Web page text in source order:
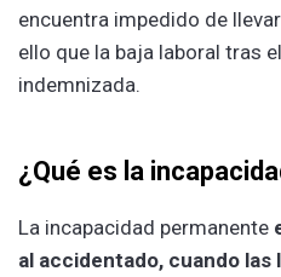
encuentra impedido de
ello que la baja laboral tras
indemnizada.
¿Qué es la
La incapacidad permanente
al accidentado, cuando